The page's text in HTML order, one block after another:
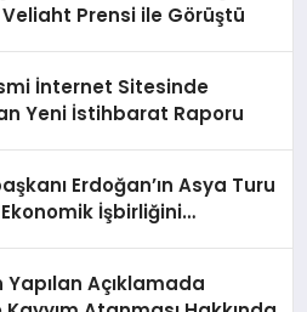
Prensi ile Görüştü
İnternet Sitesinde
Yeni İstihbarat Raporu
Erdoğan’ın Asya Turu
İşbirliğini
Yapılan Açıklamada